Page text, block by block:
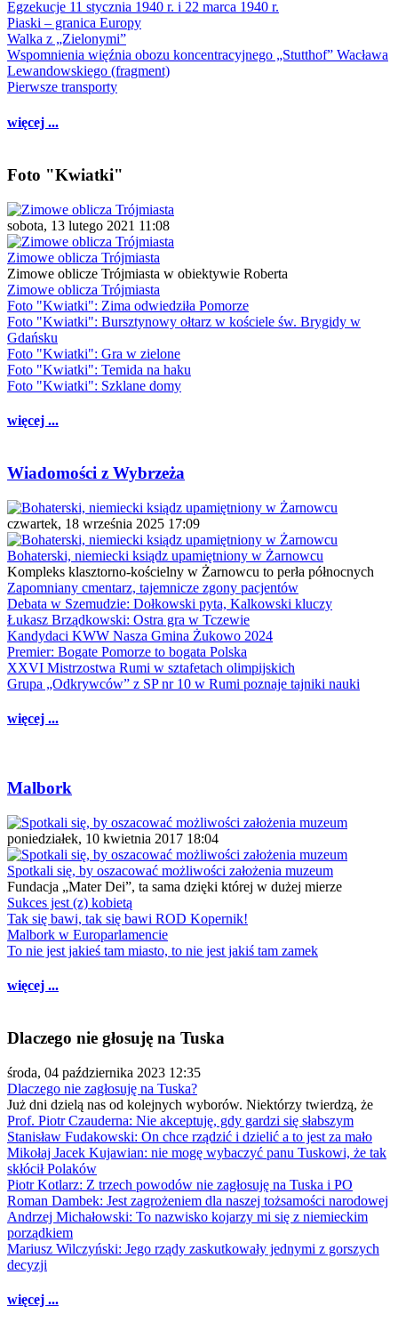
Egzekucje 11 stycznia 1940 r. i 22 marca 1940 r.
Piaski – granica Europy
Walka z „Zielonymi”
Wspomnienia więźnia obozu koncentracyjnego „Stutthof” Wacława
Lewandowskiego (fragment)
Pierwsze transporty
więcej ...
Foto "Kwiatki"
sobota, 13 lutego 2021 11:08
Zimowe oblicza Trójmiasta
Zimowe oblicze Trójmiasta w obiektywie Roberta
Zimowe oblicza Trójmiasta
Foto "Kwiatki": Zima odwiedziła Pomorze
Foto "Kwiatki": Bursztynowy ołtarz w kościele św. Brygidy w
Gdańsku
Foto "Kwiatki": Gra w zielone
Foto "Kwiatki": Temida na haku
Foto "Kwiatki": Szklane domy
więcej ...
Wiadomości z Wybrzeża
czwartek, 18 września 2025 17:09
Bohaterski, niemiecki ksiądz upamiętniony w Żarnowcu
Kompleks klasztorno-kościelny w Żarnowcu to perła północnych
Zapomniany cmentarz, tajemnicze zgony pacjentów
Debata w Szemudzie: Dołkowski pyta, Kalkowski kluczy
Łukasz Brządkowski: Ostra gra w Tczewie
Kandydaci KWW Nasza Gmina Żukowo 2024
Premier: Bogate Pomorze to bogata Polska
XXVI Mistrzostwa Rumi w sztafetach olimpijskich
Grupa „Odkrywców” z SP nr 10 w Rumi poznaje tajniki nauki
więcej ...
Malbork
poniedziałek, 10 kwietnia 2017 18:04
Spotkali się, by oszacować możliwości założenia muzeum
Fundacja „Mater Dei”, ta sama dzięki której w dużej mierze
Sukces jest (z) kobietą
Tak się bawi, tak się bawi ROD Kopernik!
Malbork w Europarlamencie
To nie jest jakieś tam miasto, to nie jest jakiś tam zamek
więcej ...
Dlaczego nie głosuję na Tuska
środa, 04 października 2023 12:35
Dlaczego nie zagłosuję na Tuska?
Już dni dzielą nas od kolejnych wyborów. Niektórzy twierdzą, że
Prof. Piotr Czauderna: Nie akceptuję, gdy gardzi się słabszym
Stanisław Fudakowski: On chce rządzić i dzielić a to jest za mało
Mikołaj Jacek Kujawian: nie mogę wybaczyć panu Tuskowi, że tak
skłócił Polaków
Piotr Kotlarz: Z trzech powodów nie zagłosuję na Tuska i PO
Roman Dambek: Jest zagrożeniem dla naszej tożsamości narodowej
Andrzej Michałowski: To nazwisko kojarzy mi się z niemieckim
porządkiem
Mariusz Wilczyński: Jego rządy zaskutkowały jednymi z gorszych
decyzji
więcej ...